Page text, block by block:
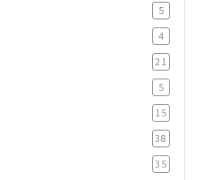
5
4
21
5
15
38
35